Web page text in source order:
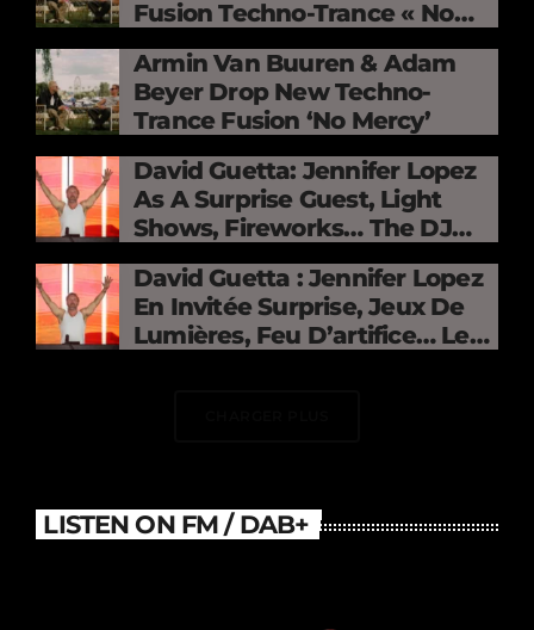
Fusion Techno-Trance « No
Mercy »
Armin Van Buuren & Adam
Beyer Drop New Techno-
Trance Fusion ‘No Mercy’
David Guetta: Jennifer Lopez
As A Surprise Guest, Light
Shows, Fireworks… The DJ
Electrifies The Stade De
France
David Guetta : Jennifer Lopez
En Invitée Surprise, Jeux De
Lumières, Feu D’artifice… Le
LISTEN ON FM / DAB+